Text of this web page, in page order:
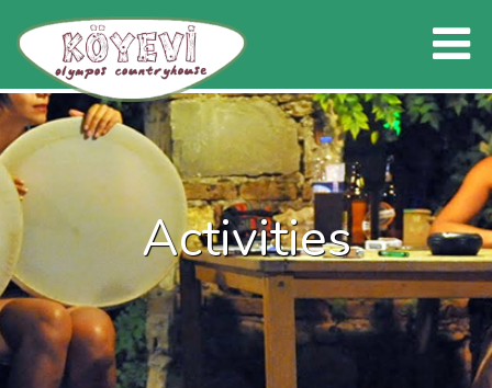
Activities